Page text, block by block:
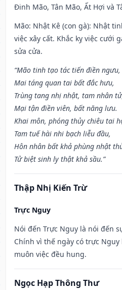
Đinh Mão, Tân Mão, Ất Hợi và
Mão: Nhật Kê (con gà): Nhật
việc xây cất. Khắc kỵ việc cưới
sửa cửa.
“Mão tinh tạo tác tiến điền ngưu,
Mai táng quan tai bất đắc hưu,
Trùng tang nhị nhật, tam nhân
Mại tận điền viên, bất năng lưu.
Khai môn, phóng thủy chiêu tai
Tam tuế hài nhi bạch liễu đầu,
Hôn nhân bất khả phùng nhật
Tử biệt sinh ly thật khả sầu.”
Thập Nhị Kiến Trừ
Trực Nguy
Nói đến Trực Nguy là nói đến
Chính vì thế ngày có trực
muôn việc đều hung.
Ngọc Hạp Thông Thư